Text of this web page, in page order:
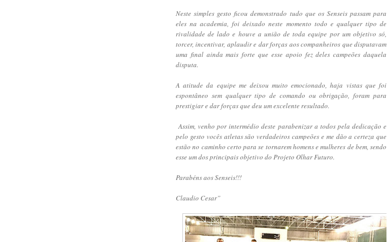
Neste simples gesto ficou demonstrado tudo que os Senseis passam para
eles na academia, foi deixado neste momento todo e qualquer tipo de
rivalidade de lado e houve a união de toda equipe por um objetivo só,
torcer, incentivar, aplaudir e dar forças aos companheiros que disputavam
uma final ainda mais forte que esse apoio fez deles campeões daquela
disputa.
A atitude da equipe me deixou muito emocionado, haja vistas que foi
espontâneo sem qualquer tipo de comando ou obrigação, foram para
prestigiar e dar forças que deu um excelente resultado.
Assim, venho por intermédio deste parabenizar a todos pela dedicação e
pelo gesto vocês atletas são verdadeiros campeões e me dão a certeza que
estão no caminho certo para se tornarem homens e mulheres de bem, sendo
esse um dos principais objetivo do Projeto Olhar Futuro.
Parabéns aos Senseis!!!
Claudio Cesar”